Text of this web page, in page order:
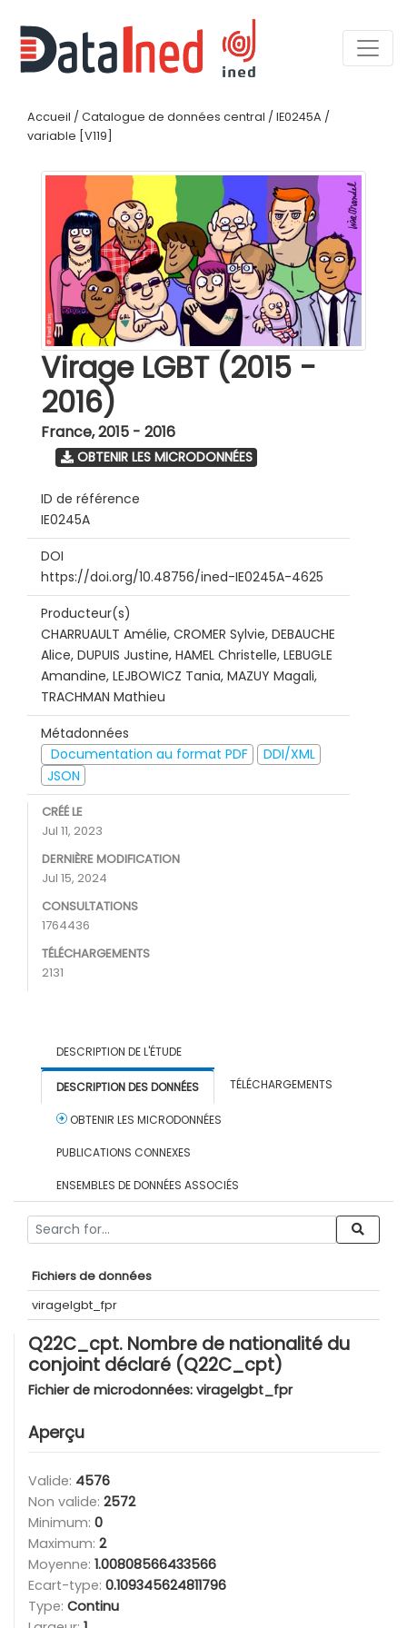
Accueil / Catalogue de données central / IE0245A /
variable [V119]
Virage LGBT (2015 -
2016)
France,2015 - 2016
OBTENIR LES MICRODONNÉES
ID de référence
IE0245A
DOI
https://doi.org/10.48756/ined-IE0245A-4625
Producteur(s)
CHARRUAULT Amélie, CROMER Sylvie, DEBAUCHE
Alice, DUPUIS Justine, HAMEL Christelle, LEBUGLE
Amandine, LEJBOWICZ Tania, MAZUY Magali,
TRACHMAN Mathieu
Métadonnées
Documentation au format PDF
DDI/XML
JSON
CRÉÉ LE
Jul 11, 2023
DERNIÈRE MODIFICATION
Jul 15, 2024
CONSULTATIONS
1764436
TÉLÉCHARGEMENTS
2131
DESCRIPTION DE L'ÉTUDE
DESCRIPTION DES DONNÉES TÉLÉCHARGEMENTS
OBTENIR LES MICRODONNÉES
PUBLICATIONS CONNEXES
ENSEMBLES DE DONNÉES ASSOCIÉS
Fichiers de données
viragelgbt_fpr
Q22C_cpt. Nombre de nationalité du
conjoint déclaré (Q22C_cpt)
Fichier de microdonnées: viragelgbt_fpr
Aperçu
Valide: 4576
Non valide: 2572
Minimum: 0
Maximum: 2
Moyenne: 1.00808566433566
Ecart-type: 0.109345624811796
Type: Continu